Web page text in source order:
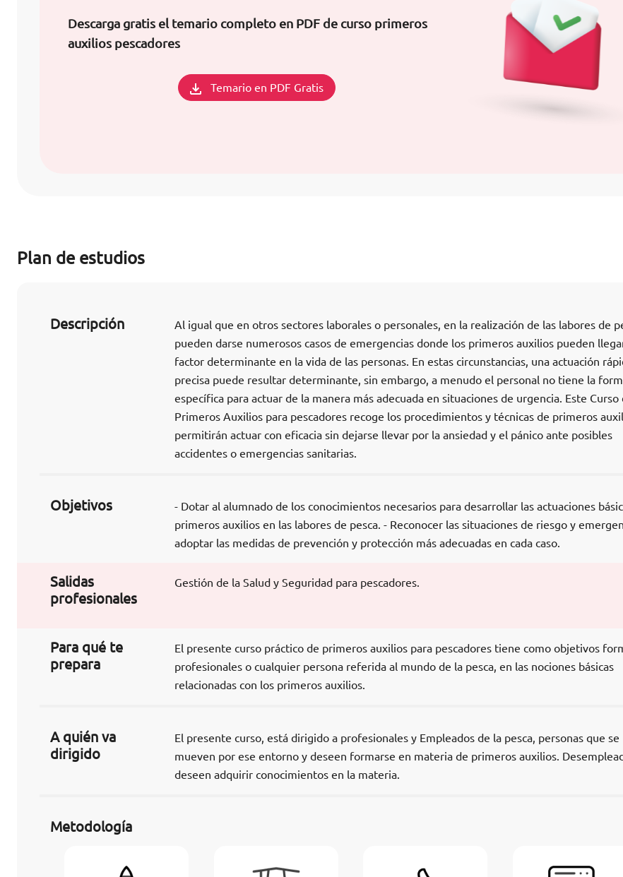
Descarga gratis el temario completo en PDF de curso primeros
auxilios pescadores
Temario en PDF Gratis
Plan de estudios
Descripción
Al igual que en otros sectores laborales o personales, en la realización de las labores de
pueden darse numerosos casos de emergencias donde los primeros auxilios pueden
factor determinante en la vida de las personas. En estas circunstancias, una actuación
precisa puede resultar determinante, sin embargo, a menudo el personal no tiene la
específica para actuar de la manera más adecuada en situaciones de urgencia. Este Curso
Primeros Auxilios para pescadores recoge los procedimientos y técnicas de primeros
permitirán actuar con eficacia sin dejarse llevar por la ansiedad y el pánico ante posibles
accidentes o emergencias sanitarias.
Objetivos
- Dotar al alumnado de los conocimientos necesarios para desarrollar las actuaciones
primeros auxilios en las labores de pesca. - Reconocer las situaciones de riesgo y
adoptar las medidas de prevención y protección más adecuadas en cada caso.
Salidas
profesionales
Gestión de la Salud y Seguridad para pescadores.
Para qué te
prepara
El presente curso práctico de primeros auxilios para pescadores tiene como objetivos
profesionales o cualquier persona referida al mundo de la pesca, en las nociones básicas
relacionadas con los primeros auxilios.
A quién va
dirigido
El presente curso, está dirigido a profesionales y Empleados de la pesca, personas que se
mueven por ese entorno y deseen formarse en materia de primeros auxilios.
deseen adquirir conocimientos en la materia.
Metodología